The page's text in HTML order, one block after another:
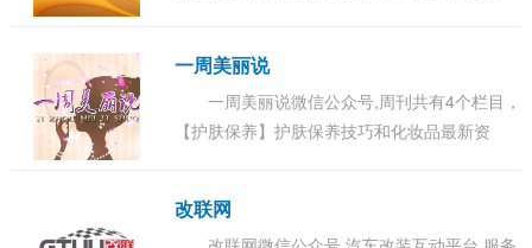
一周美丽说
一周美丽说微信公众号,周刊共有4个栏目，
【护肤保养】护肤保养技巧和化妆品最新资
【开心...
改联网